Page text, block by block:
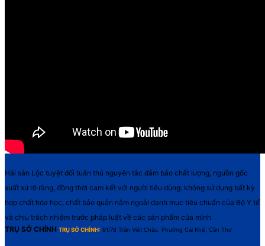
Hải sản Lộc tuyệt đối tuân thủ nguyên tắc đảm bảo chất lượng, nguồn gốc
xuất xứ rõ ràng, đồng thời cam kết với người tiêu dùng: không sử dụng bất kỳ
hợp chất hóa học, chất bảo quản nằm ngoài danh mục tiêu chuẩn của Bộ Y tế
và chịu trách nhiệm trước pháp luật về các sản phẩm của mình
TRỤ SỞ CHÍNH TRỤ SỞ CHÍNH: 91/78 Trần Việt Châu, Phường Cái Khế, Cần Thơ